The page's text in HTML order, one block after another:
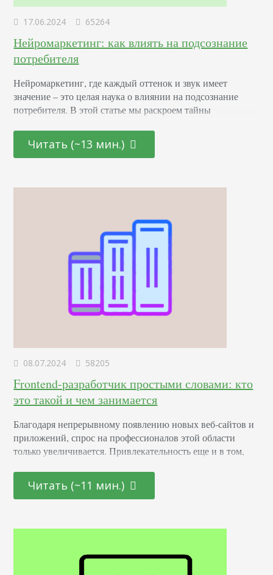
17.06.2024 65264
Нейромаркетинг: как влиять на подсознание
потребителя
Нейромаркетинг, где каждый оттенок и звук имеет
значение – это целая наука о влиянии на подсознание
потребителя. В этой статье мы раскроем тайны
последних достижениях в области психологии и
нейронаук. От подбора цветовой палитры до создания
человеческого сознания для повышения интереса и
Читать (~13 мин.)
08.07.2024 58205
Frontend-разработчик простыми словами: кто
это такой и чем занимается
Благодаря непрерывному появлению новых веб-сайтов и
приложений, спрос на профессионалов этой области
только увеличивается. Привлекательность еще и в том,
специалистов, так и для тех, кто находится на стадии
переосмысления карьерного пути и готов начать все с
интерфейсов для сайтов и приложений. Он…
Читать (~11 мин.)